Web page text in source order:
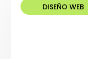
DISEÑO WEB